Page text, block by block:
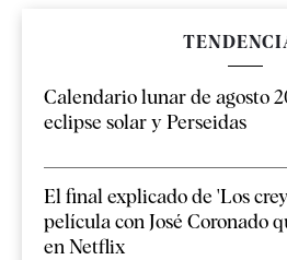
Calendario lunar de agosto
eclipse solar y Perseidas
El final explicado de 'Los
película con José Coronado
en Netflix